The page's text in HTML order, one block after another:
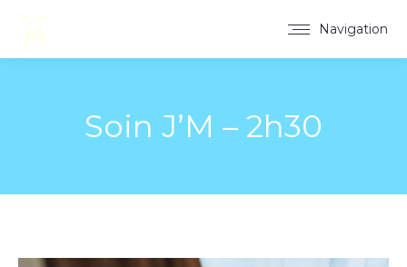
Navigation
Soin J’M – 2h30